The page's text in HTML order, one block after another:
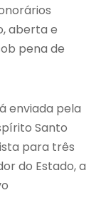
aberta e
pena de
enviada pela
Santo
para três
do Estado, a